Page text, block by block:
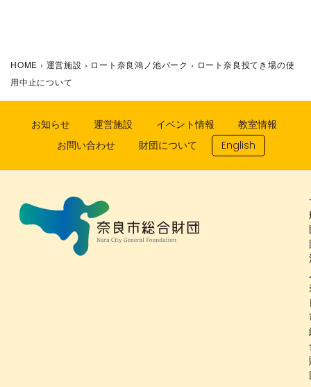
HOME › 運営施設 › ロート奈良鴻ノ池パーク › ロート奈良投てき場の使
用中止について
お知らせ 運営施設 イベント情報
教室情報
お問い合わせ
財団について English